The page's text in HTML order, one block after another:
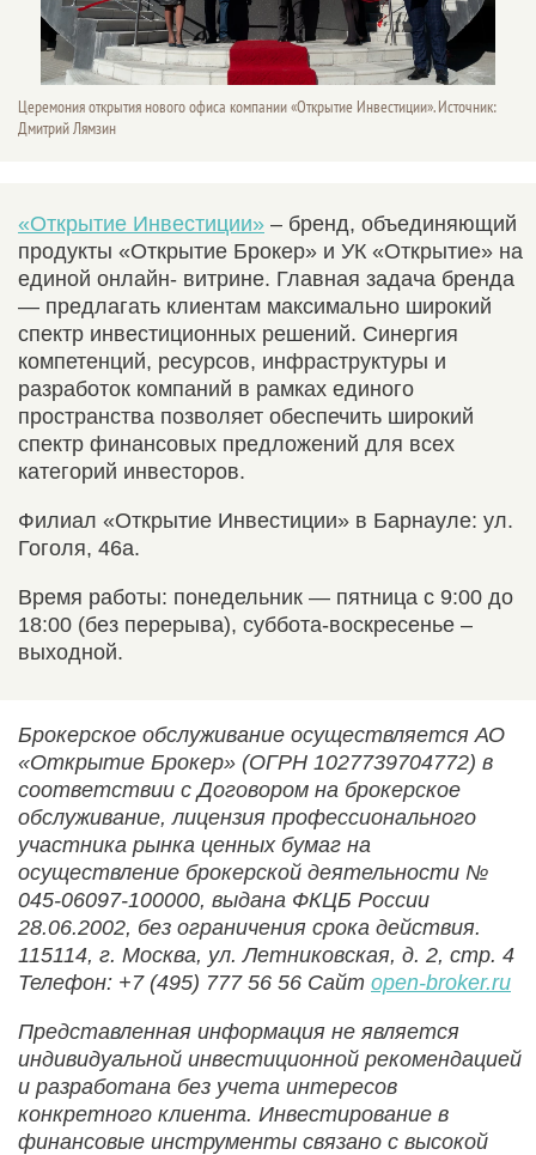
Церемония открытия нового офиса компании «Открытие Инвестиции». Источник:
Дмитрий Лямзин
«Открытие Инвестиции» – бренд, объединяющий
продукты «Открытие Брокер» и УК «Открытие» на
единой онлайн- витрине. Главная задача бренда
— предлагать клиентам максимально широкий
спектр инвестиционных решений. Синергия
компетенций, ресурсов, инфраструктуры и
разработок компаний в рамках единого
пространства позволяет обеспечить широкий
спектр финансовых предложений для всех
категорий инвесторов.
Филиал «Открытие Инвестиции» в Барнауле: ул.
Гоголя, 46а.
Время работы: понедельник — пятница с 9:00 до
18:00 (без перерыва), суббота-воскресенье –
выходной.
Брокерское обслуживание осуществляется АО
«Открытие Брокер» (ОГРН 1027739704772) в
соответствии с Договором на брокерское
обслуживание, лицензия профессионального
участника рынка ценных бумаг на
осуществление брокерской деятельности №
045-06097-100000, выдана ФКЦБ России
28.06.2002, без ограничения срока действия.
115114, г. Москва, ул. Летниковская, д. 2, стр. 4
Телефон: +7 (495) 777 56 56 Сайт open-broker.ru
Представленная информация не является
индивидуальной инвестиционной рекомендацией
и разработана без учета интересов
конкретного клиента. Инвестирование в
финансовые инструменты связано с высокой